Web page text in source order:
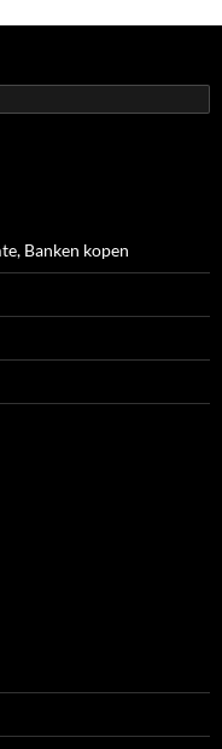
Banken kopen